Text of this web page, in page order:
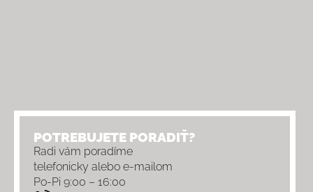
POTREBUJETE PORADIŤ?
Radi vám poradíme
telefonicky alebo e-mailom
Po-Pi 9:00 – 16:00